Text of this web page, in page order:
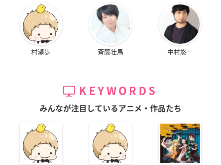
村瀬歩 斉藤壮馬 中村悠一
KEYWORDS
みんなが注目しているアニメ・作品たち